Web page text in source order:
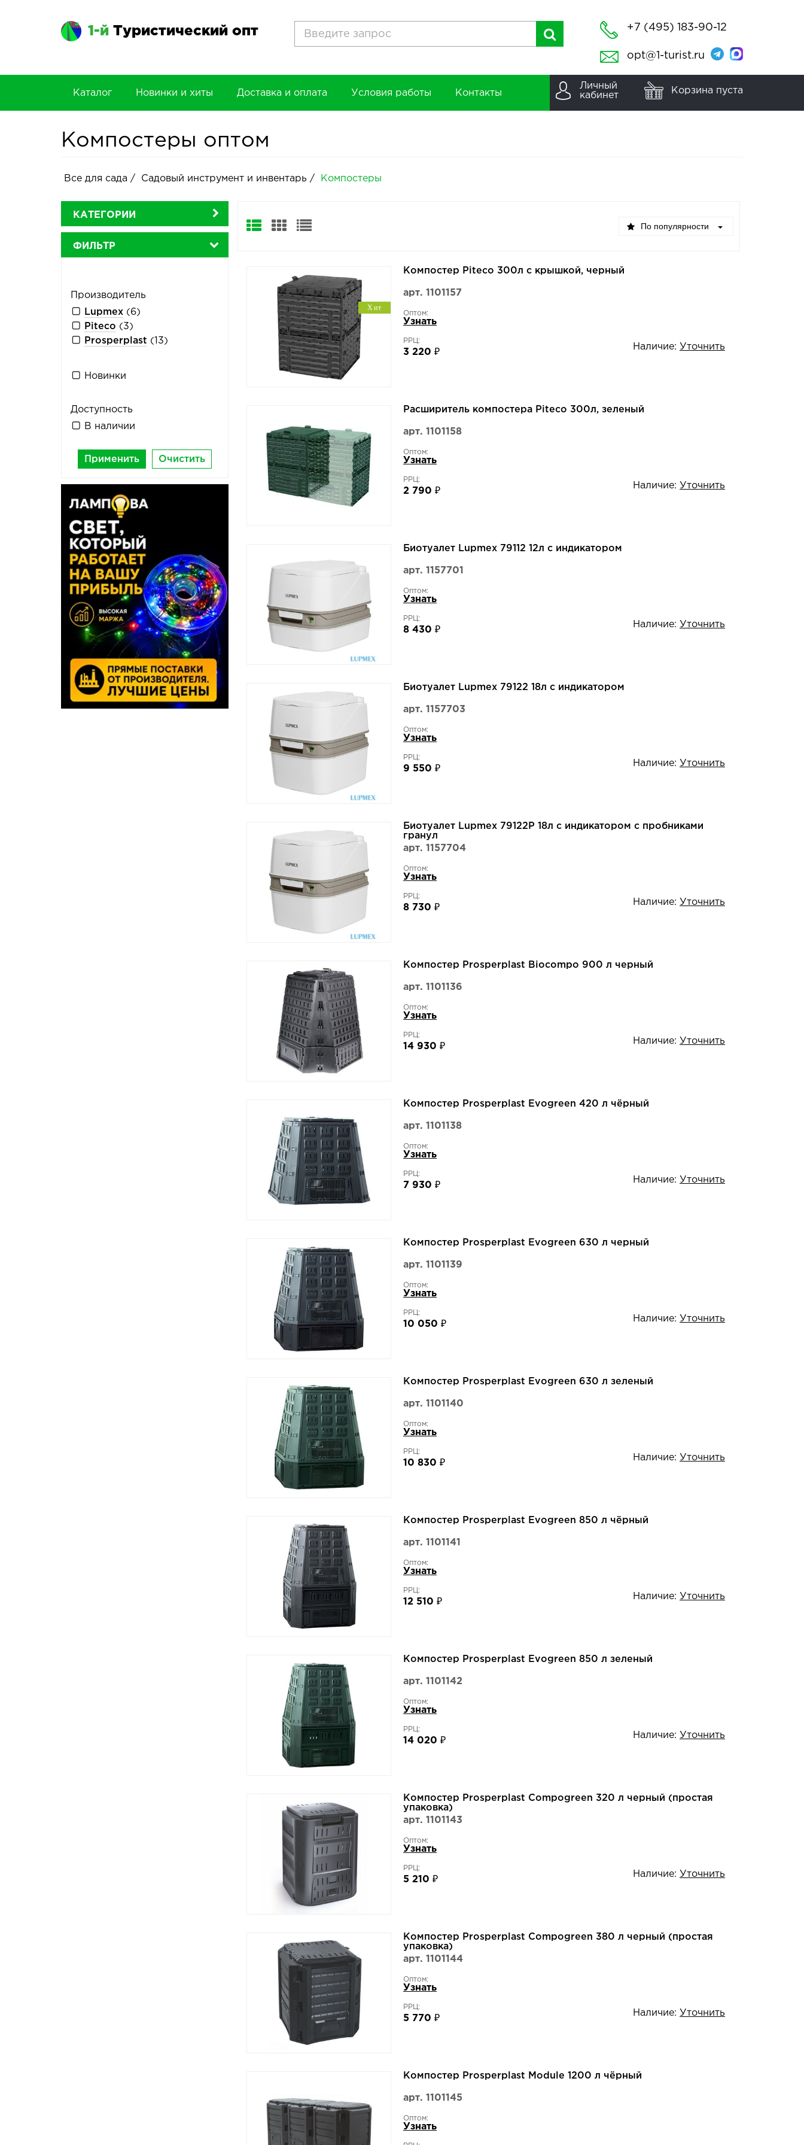
1-й Туристический опт +7 (495) 183-90-12
opt@1-turist.ru
Каталог Новинки и хиты Доставка и оплата Условия работы Контакты
Личный
кабинет
Корзина пуста
Компостеры оптом
Все для сада / Садовый инструмент и инвентарь / Компостеры
КАТЕГОРИИ
ФИЛЬТР
Производитель
Lupmex (6)
Piteco (3)
Prosperplast (13)
Новинки
Доступность
В наличии
Применить Очистить
По популярности
Хит
Компостер Piteco 300л с крышкой, черный
арт. 1101157
Оптом:
Узнать
РРЦ:
3 220 ₽
Наличие: Уточнить
Расширитель компостера Piteco 300л, зеленый
арт. 1101158
Оптом:
Узнать
РРЦ:
2 790 ₽
Наличие: Уточнить
Биотуалет Lupmex 79112 12л с индикатором
арт. 1157701
Оптом:
Узнать
РРЦ:
8 430 ₽
Наличие: Уточнить
Биотуалет Lupmex 79122 18л с индикатором
арт. 1157703
Оптом:
Узнать
РРЦ:
9 550 ₽
Наличие: Уточнить
Биотуалет Lupmex 79122P 18л с индикатором с пробниками
гранул
арт. 1157704
Оптом:
Узнать
РРЦ:
8 730 ₽
Наличие: Уточнить
Компостер Prosperplast Biocompo 900 л черный
арт. 1101136
Оптом:
Узнать
РРЦ:
14 930 ₽
Наличие: Уточнить
Компостер Prosperplast Evogreen 420 л чёрный
арт. 1101138
Оптом:
Узнать
РРЦ:
7 930 ₽
Наличие: Уточнить
Компостер Prosperplast Evogreen 630 л черный
арт. 1101139
Оптом:
Узнать
РРЦ:
10 050 ₽
Наличие: Уточнить
Компостер Prosperplast Evogreen 630 л зеленый
арт. 1101140
Оптом:
Узнать
РРЦ:
10 830 ₽
Наличие: Уточнить
Компостер Prosperplast Evogreen 850 л чёрный
арт. 1101141
Оптом:
Узнать
РРЦ:
12 510 ₽
Наличие: Уточнить
Компостер Prosperplast Evogreen 850 л зеленый
арт. 1101142
Оптом:
Узнать
РРЦ:
14 020 ₽
Наличие: Уточнить
Компостер Prosperplast Compogreen 320 л черный (простая
упаковка)
арт. 1101143
Оптом:
Узнать
РРЦ:
5 210 ₽
Наличие: Уточнить
Компостер Prosperplast Compogreen 380 л черный (простая
упаковка)
арт. 1101144
Оптом:
Узнать
РРЦ:
5 770 ₽
Наличие: Уточнить
Компостер Prosperplast Module 1200 л чёрный
арт. 1101145
Оптом:
Узнать